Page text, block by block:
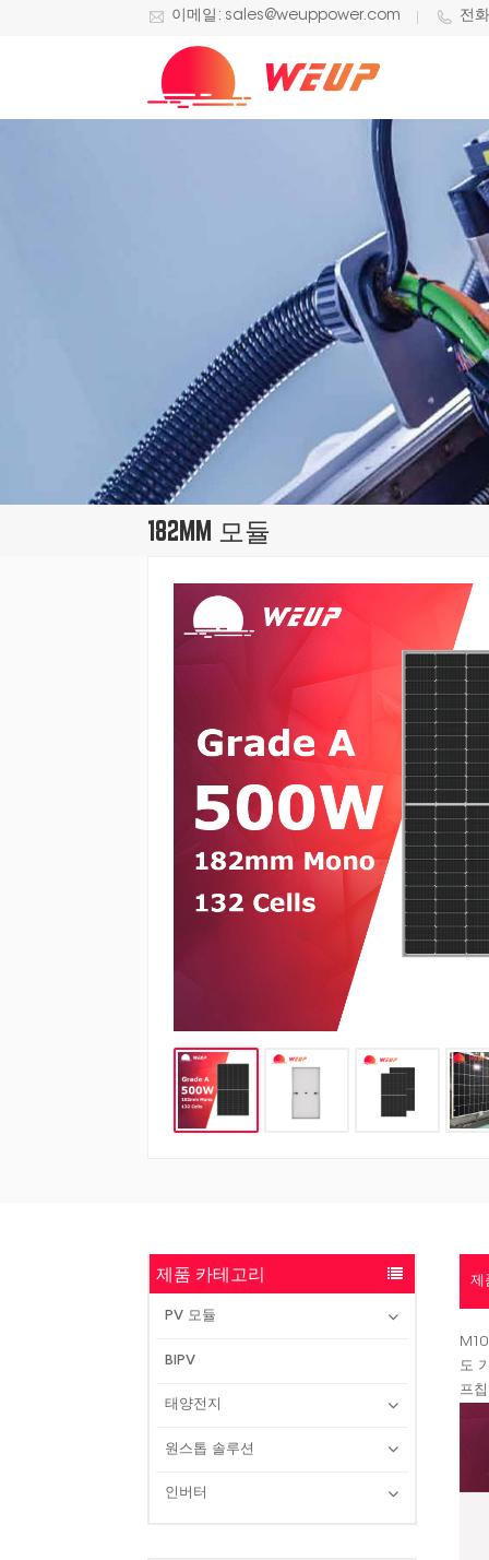
이메일: sales@weuppower.com 전
182MM 모듈
제품 카테고리
PV 모듈
BIPV
태양전지
원스톱 솔루션
인버터
제
도
프